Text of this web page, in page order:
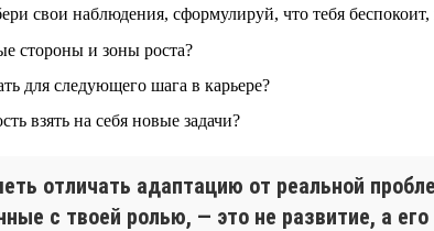
свои наблюдения, сформулируй, что тебя
стороны и зоны роста?
для следующего шага в карьере?
взять на себя новые задачи?
отличать адаптацию от реальной
с твоей ролью, — это не развитие, а